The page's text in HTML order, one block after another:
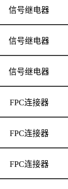
信号继电器
信号继电器
信号继电器
FPC连接器
FPC连接器
FPC连接器